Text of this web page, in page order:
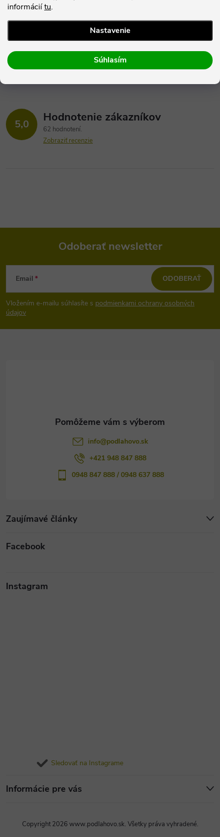
informáciítu.
Nastavenie
Súhlasím
Hodnotenie
5,0 Hodnotenie zákazníkov
62 hodnotení
Zobraziť recenzie
Z
á
p
Odoberať newsletter
Email
Vložením e-mailu súhlasíte s podmienkami ochrany osobných
údajov
ODOBERAŤ
Zaujímavé články
info@podlahovo.sk
+421 948 847 888
0948 847 888 / 0948 637 888
Facebook
Instagram
Sledovať na Instagrame
Informácie pre vás
Copyright 2026 www.podlahovo.sk. Všetky práva vyhradené.